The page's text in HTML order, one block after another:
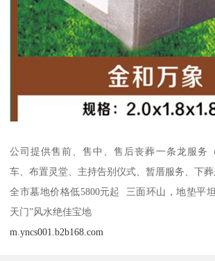
公司提供售前、售中、售后丧葬一条龙服务
车、布置灵堂、主持告别仪式、暂厝服务、下葬
全市墓地价格低5800元起 三面环山，地垫平
天门”风水绝佳宝地
m.yncs001.b2b168.com